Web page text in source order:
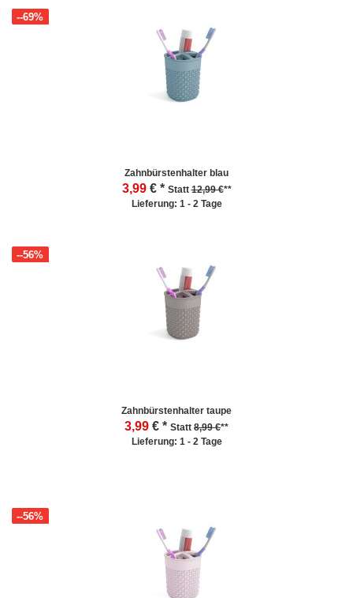
Zahnbürstenhalter blau
3,99
--69%
€ * Statt12,99 €**
Lieferung: 1 - 2 Tage
Zahnbürstenhalter taupe
3,99
--56%
€ * Statt 8,99 €**
Lieferung: 1 - 2 Tage
--56%